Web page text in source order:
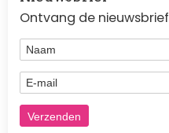
Ontvang de nieuwsbrief
Naam
E-mail